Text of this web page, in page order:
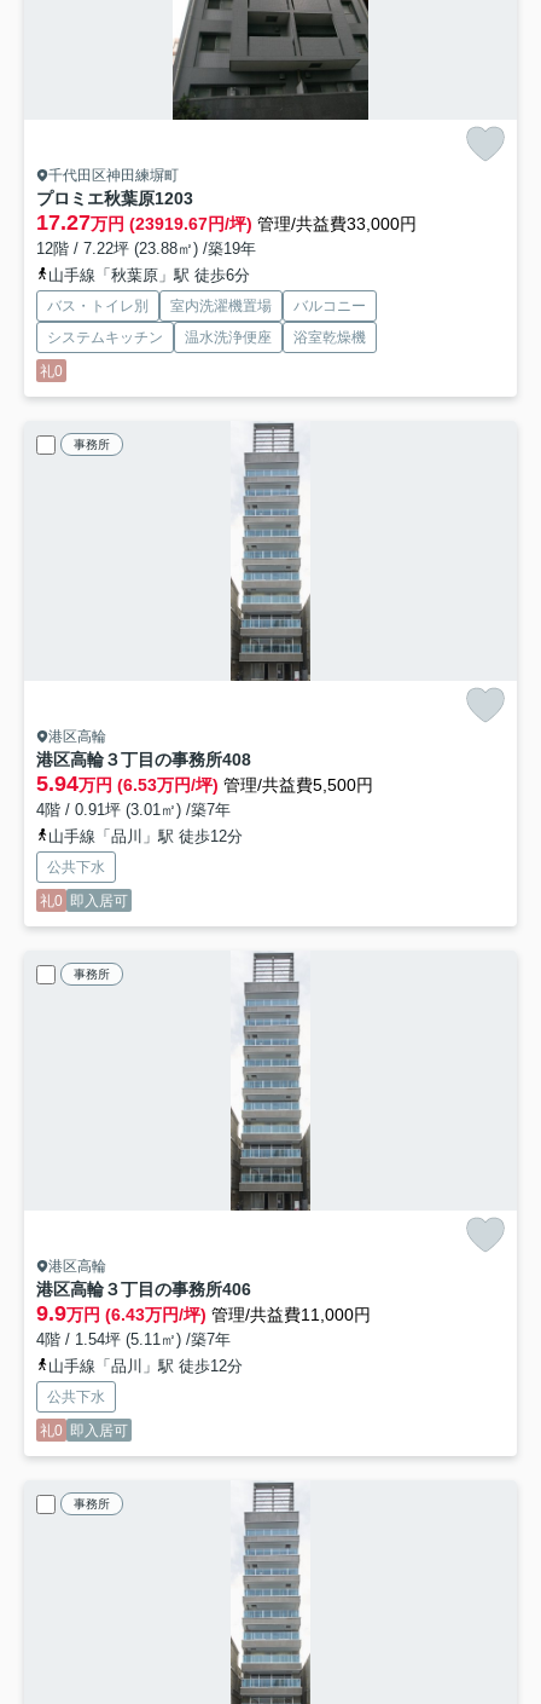
千代田区神田練塀町
プロミエ秋葉原1203
17.27万円 (23919.67円/坪) 管理/共益費33,000円
12階 / 7.22坪 (23.88㎡) /築19年
山手線「秋葉原」駅 徒歩6分
バス・トイレ別 室内洗濯機置場
バルコニー
システムキッチン
温水洗浄便座
浴室乾燥機
礼0
事務所
港区高輪
港区高輪３丁目の事務所408
5.94万円 (6.53万円/坪) 管理/共益費5,500円
4階 / 0.91坪 (3.01㎡) /築7年
山手線「品川」駅 徒歩12分
公共下水
礼0 即入居可
事務所
港区高輪
港区高輪３丁目の事務所406
9.9万円 (6.43万円/坪) 管理/共益費11,000円
4階 / 1.54坪 (5.11㎡) /築7年
山手線「品川」駅 徒歩12分
公共下水
礼0 即入居可
事務所